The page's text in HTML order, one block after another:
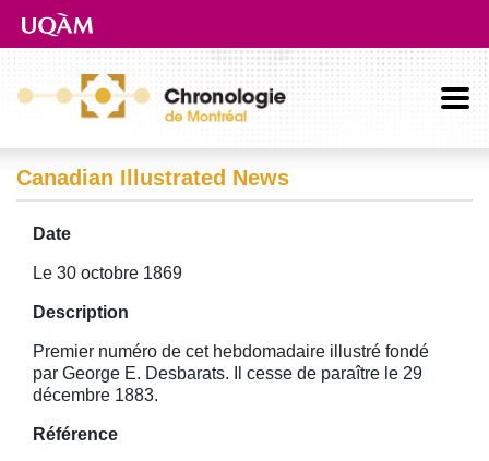
Aller directement au contenu principal
Canadian Illustrated News
Date
Le 30 octobre 1869
Description
Premier numéro de cet hebdomadaire illustré fondé
par George E. Desbarats. Il cesse de paraître le 29
décembre 1883.
Référence